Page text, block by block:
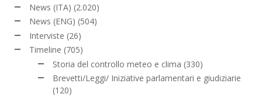
News (ITA) (2.020)
News (ENG) (504)
Interviste (26)
Timeline (705)
Storia del controllo meteo e clima (330)
Brevetti/Leggi/ Iniziative parlamentari e giudiziarie
(120)